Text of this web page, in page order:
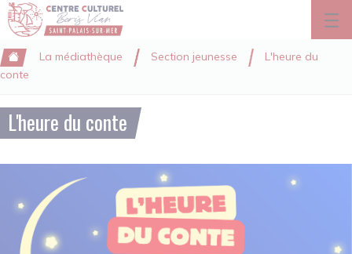
Panneau de gestion des cookies
Saut au contenu principal
La médiathèque Section jeunesse
L'heure du
conte
L'heure du conte